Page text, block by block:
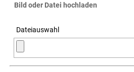
Bild oder Datei hochladen
Dateiauswahl